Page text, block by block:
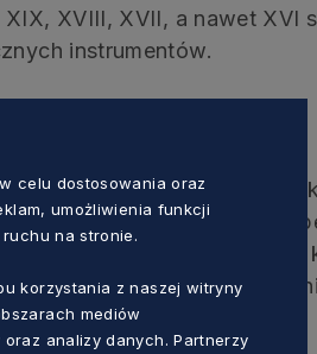
XVIII, XVII, a nawet XVI
instrumentów.
wspaniałych organach
Gdańsku, po raz pierwszy
koncertów na
Jana Bosko na
celu dostosowania oraz
umożliwienia funkcji
na stronie.
korzystania z naszej witryny
mediów
analizy danych. Partnerzy